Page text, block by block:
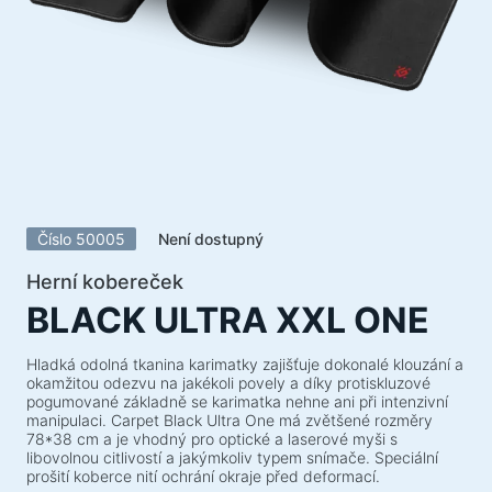
Akustické systémy
Akustické systémy 5.1
Gramofony
Akustické systémy 1.0
Herní série
Herní volanty
Herní židle
Herní komba
Herní reproduktory
Číslo 50005 Není dostupný
Herní kobereček
BLACK ULTRA XXL ONE
Hladká odolná tkanina karimatky zajišťuje dokonalé klouzání a
okamžitou odezvu na jakékoli povely a díky protiskluzové
pogumované základně se karimatka nehne ani při intenzivní
manipulaci. Carpet Black Ultra One má zvětšené rozměry
78*38 cm a je vhodný pro optické a laserové myši s
libovolnou citlivostí a jakýmkoliv typem snímače. Speciální
prošití koberce nití ochrání okraje před deformací.